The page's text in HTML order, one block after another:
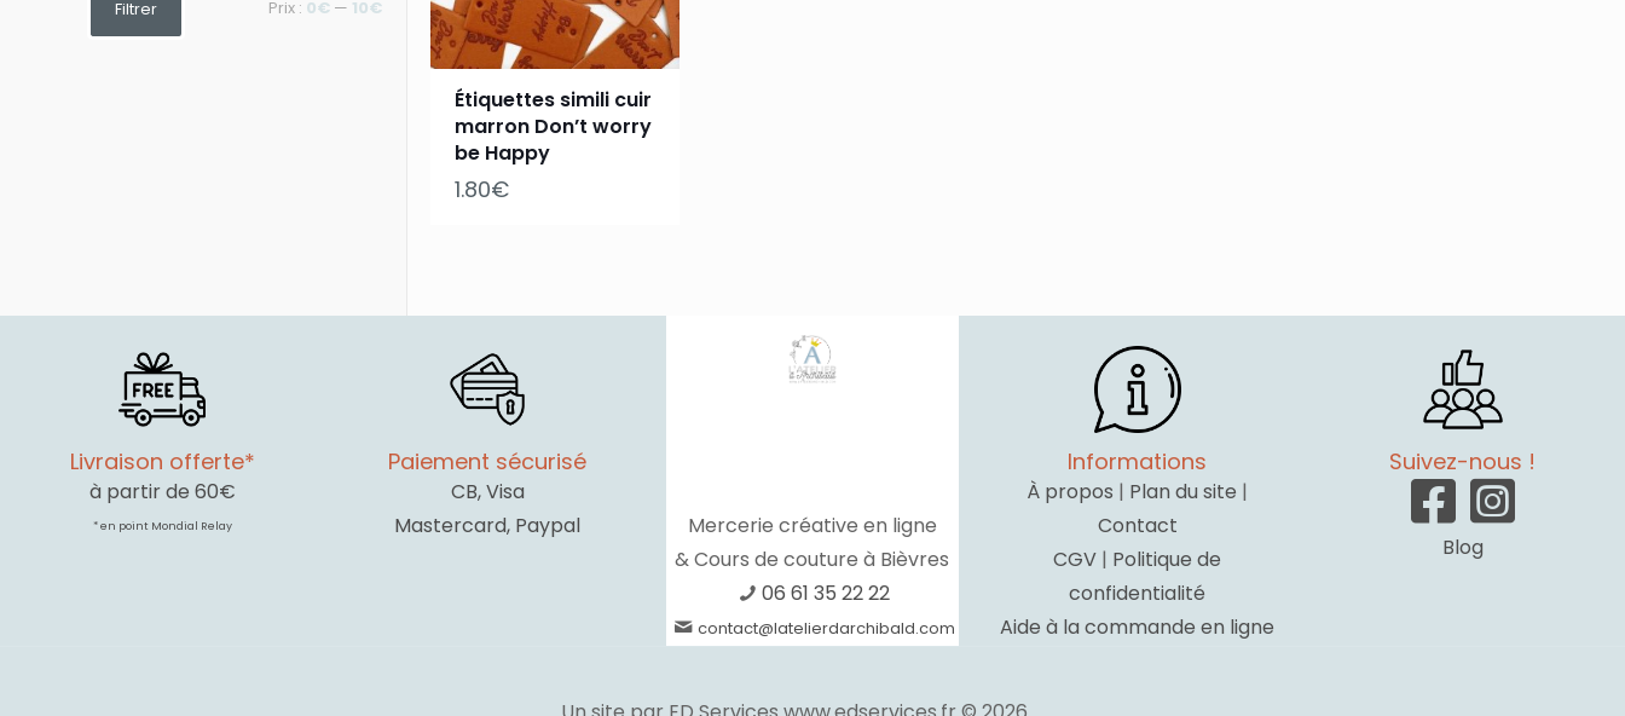
Étiquettes simili cuir
marron Don’t worry
be Happy
1.80€
Filtrer Prix : 0€ — 10€
Livraison offerte*
à partir de 60€
* en point Mondial Relay
Paiement sécurisé
CB, Visa
Mastercard, Paypal
Mercerie créative en ligne
& Cours de couture à Bièvres
06 61 35 22 22
contact@latelierdarchibald.com
Informations
À propos | Plan du site |
Contact
CGV | Politique de
confidentialité
Aide à la commande en ligne
Suivez-nous !
Blog